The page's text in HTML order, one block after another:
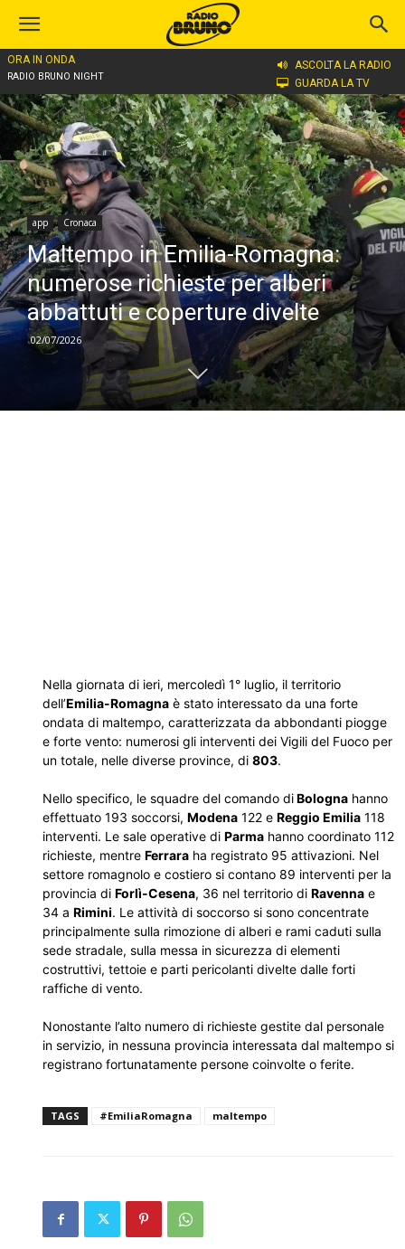
ORA IN ONDA
RADIO BRUNO NIGHT
ASCOLTA LA RADIO
GUARDA LA TV
Home
app Cronaca
Maltempo in Emilia-Romagna:
numerose richieste per alberi
abbattuti e coperture divelte
02/07/2026
Nella giornata di ieri, mercoledì 1° luglio, il territorio
dell’Emilia-Romagna è stato interessato da una forte
ondata di maltempo, caratterizzata da abbondanti piogge
e forte vento: numerosi gli interventi dei Vigili del Fuoco per
un totale, nelle diverse province, di 803.
Nello specifico, le squadre del comando diBologna hanno
effettuato 193 soccorsi, Modena 122 e Reggio Emilia 118
interventi. Le sale operative di Parma hanno coordinato 112
richieste, mentre Ferrara ha registrato 95 attivazioni. Nel
settore romagnolo e costiero si contano 89 interventi per la
provincia di Forlì-Cesena, 36 nel territorio di Ravenna e
34 a Rimini. Le attività di soccorso si sono concentrate
principalmente sulla rimozione di alberi e rami caduti sulla
sede stradale, sulla messa in sicurezza di elementi
costruttivi, tettoie e parti pericolanti divelte dalle forti
raffiche di vento.
Nonostante l’alto numero di richieste gestite dal personale
in servizio, in nessuna provincia interessata dal maltempo si
registrano fortunatamente persone coinvolte o ferite.
TAGS #EmiliaRomagna maltempo